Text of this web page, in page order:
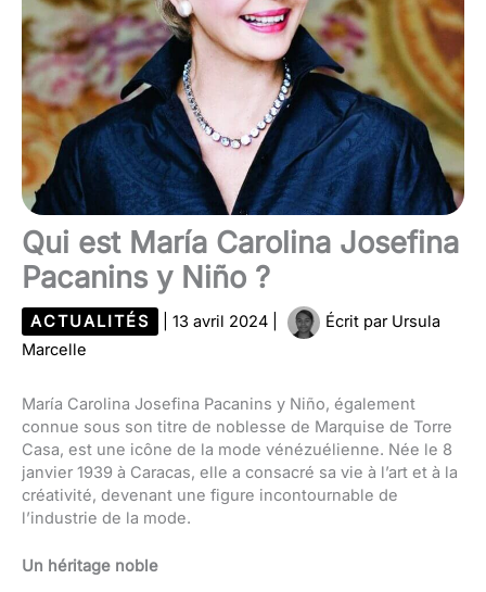
Qui est María Carolina Josefina
Pacanins y Niño ?
ACTUALITÉS 13 avril 2024 Écrit par Ursula
Marcelle
María Carolina Josefina Pacanins y Niño, également
connue sous son titre de noblesse de Marquise de Torre
Casa, est une icône de la mode vénézuélienne. Née le 8
janvier 1939 à Caracas, elle a consacré sa vie à l’art et à la
créativité, devenant une figure incontournable de
l’industrie de la mode.
Un héritage noble